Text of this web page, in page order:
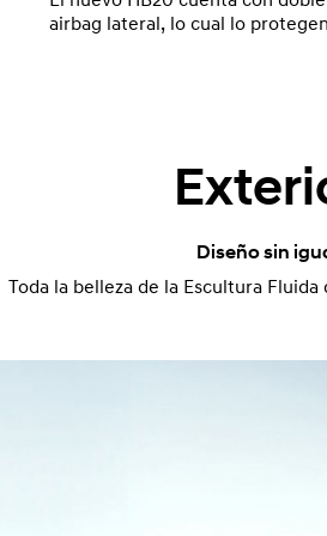
airbag lateral, lo cual lo
Diseño sin
Toda la belleza de la Escultura